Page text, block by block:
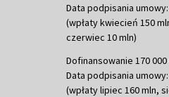
Data podpisania umowy:
(wpłaty kwiecień 150
czerwiec 10 mln)
Dofinansowanie 170 000
Data podpisania umowy:
(wpłaty lipiec 160 mln,